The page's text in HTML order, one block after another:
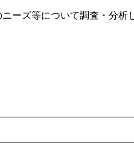
ーズ等について調査・分